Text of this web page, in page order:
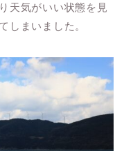
天気がいい状態を見
しまいました。